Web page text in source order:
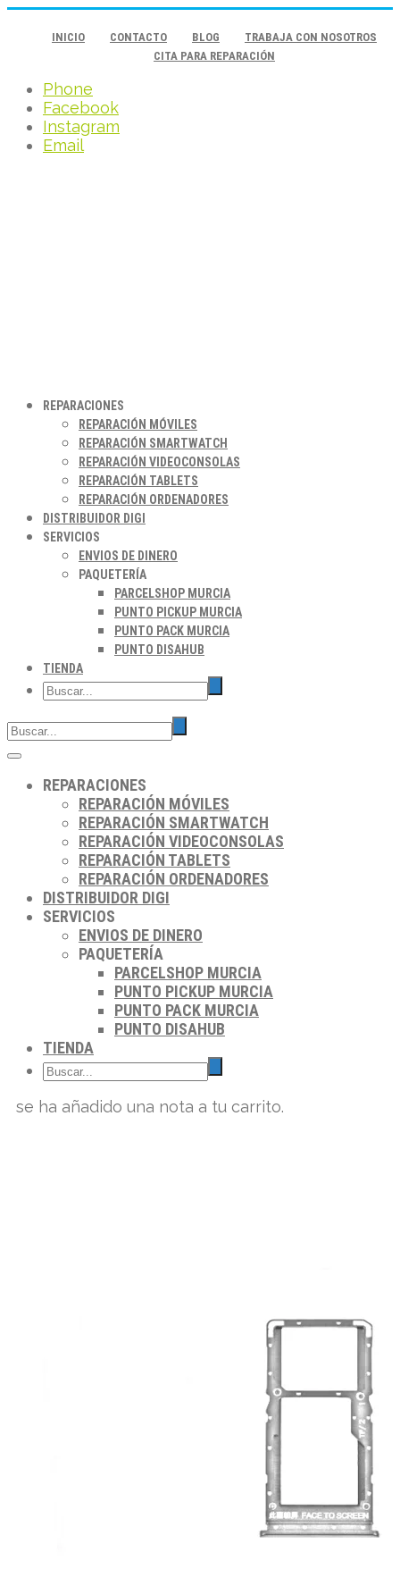
INICIO CONTACTO BLOG
TRABAJA CON NOSOTROS
CITA PARA REPARACIÓN
Phone
Facebook
Instagram
Email
REPARACIONES
REPARACIÓN MÓVILES
REPARACIÓN SMARTWATCH
REPARACIÓN VIDEOCONSOLAS
REPARACIÓN TABLETS
REPARACIÓN ORDENADORES
DISTRIBUIDOR DIGI
SERVICIOS
ENVIOS DE DINERO
PAQUETERÍA
PARCELSHOP MURCIA
PUNTO PICKUP MURCIA
PUNTO PACK MURCIA
PUNTO DISAHUB
TIENDA
REPARACIONES
REPARACIÓN MÓVILES
REPARACIÓN SMARTWATCH
REPARACIÓN VIDEOCONSOLAS
REPARACIÓN TABLETS
REPARACIÓN ORDENADORES
DISTRIBUIDOR DIGI
SERVICIOS
ENVIOS DE DINERO
PAQUETERÍA
PARCELSHOP MURCIA
PUNTO PICKUP MURCIA
PUNTO PACK MURCIA
PUNTO DISAHUB
TIENDA
se ha añadido una nota a tu carrito.